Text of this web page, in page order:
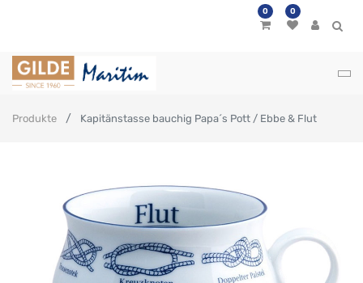
0 0
Produkte Kapitänstasse bauchig Papa´s Pott / Ebbe & Flut